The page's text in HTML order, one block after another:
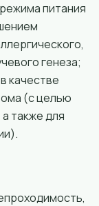
питания
генеза;
качестве
(с целью
также для